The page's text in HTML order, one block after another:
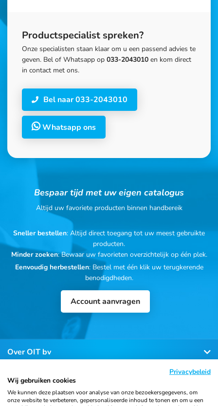
Productspecialist spreken?
Onze specialisten staan klaar om u een passend advies te
geven. Bel of Whatsapp op 033-2043010 en kom direct
in contact met ons.
Bel naar 033-2043010
Whatsapp ons
Bespaar tijd met uw eigen catalogus
Altijd uw favoriete producten binnen handbereik
Sneller bestellen: Altijd direct toegang tot uw meest gebruikte
producten.
Minder zoeken: Bewaar uw favorieten overzichtelijk op één plek.
Eenvoudig herbestellen: Bestel met één klik uw terugkerende
benodigdheden.
Account aanvragen
Over OIT bv
Klantenservice
Privacybeleid
Wij gebruiken cookies
We kunnen deze plaatsen voor analyse van onze bezoekersgegevens, om
onze website te verbeteren, gepersonaliseerde inhoud te tonen en om u een